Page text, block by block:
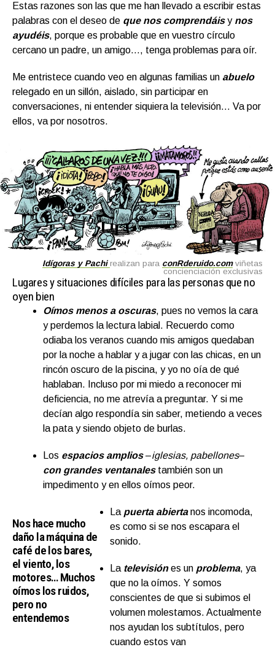
Estas razones son las que me han llevado a escribir estas
palabras con el deseo de que nos comprendáisy nos
ayudéis, porque es probable que en vuestro círculo
cercano un padre, un amigo…, tenga problemas para oír.
Me entristece cuando veo en algunas familias un abuelo
relegado en un sillón, aislado, sin participar en
conversaciones, ni entender siquiera la televisión… Va por
ellos, va por nosotros.
Idígoras y Pachi realizan para conRderuido.comviñetas
concienciación exclusivas
Lugares y situaciones difíciles para las personas que no
oyen bien
Oímos menos a oscuras, pues no vemos la cara
y perdemos la lectura labial. Recuerdo como
odiaba los veranos cuando mis amigos quedaban
por la noche a hablar y a jugar con las chicas, en un
rincón oscuro de la piscina, y yo no oía de qué
hablaban. Incluso por mi miedo a reconocer mi
deficiencia, no me atrevía a preguntar. Y si me
decían algo respondía sin saber, metiendo a veces
la pata y siendo objeto de burlas.
Los espacios amplios–iglesias, pabellones–
con grandes ventanalestambién son un
impedimento y en ellos oímos peor.
Nos hace mucho
daño la máquina de
café de los bares,
el viento, los
motores… Muchos
oímos los ruidos,
pero no
entendemos
La puerta abiertanos incomoda,
es como si se nos escapara el
sonido.
La televisiónes un problema, ya
que no la oímos. Y somos
conscientes de que si subimos el
volumen molestamos. Actualmente
nos ayudan los subtítulos, pero
cuando estos van